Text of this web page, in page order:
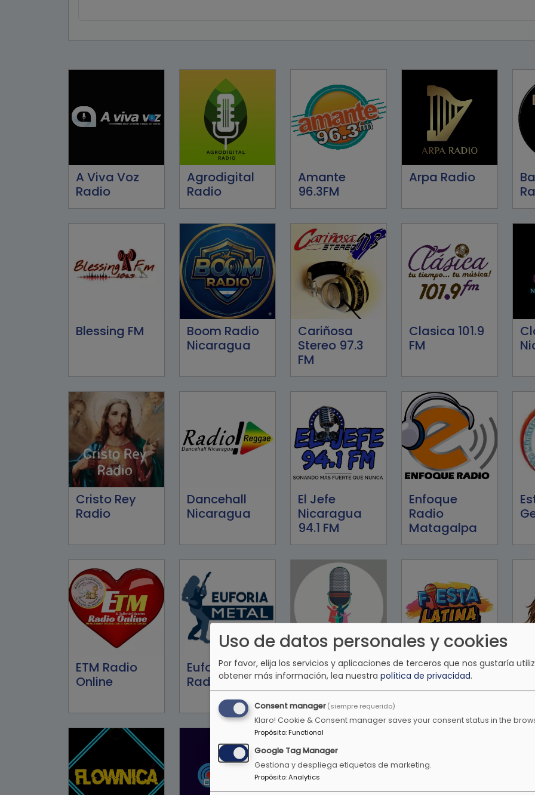
A Viva Voz
Radio
Agrodigital
Radio
Amante
96.3FM
Arpa Radio
Blessing FM
Boom Radio
Nicaragua
Cariñosa
Stereo 97.3
FM
Clasica 101.9
FM
Cristo Rey
Radio
Dancehall
Nicaragua
El Jefe
Nicaragua
94.1 FM
Enfoque
Radio
Matagalpa
ETM Radio
Online
Euforia Metal
Radio
Familia Radio
TV
Fiesta Latina
Uso de datos personales y cookies
Por favor, elija los servicios y aplicaciones de terceros que nos gustaría
obtener más información, lea nuestra política de privacidad.
Consent manager(siempre requerido)
Klaro! Cookie & Consent manager saves your consent status in the
Propósito:Functional
Google Tag Manager
Gestiona y despliega etiquetas de marketing.
Propósito:Analytics